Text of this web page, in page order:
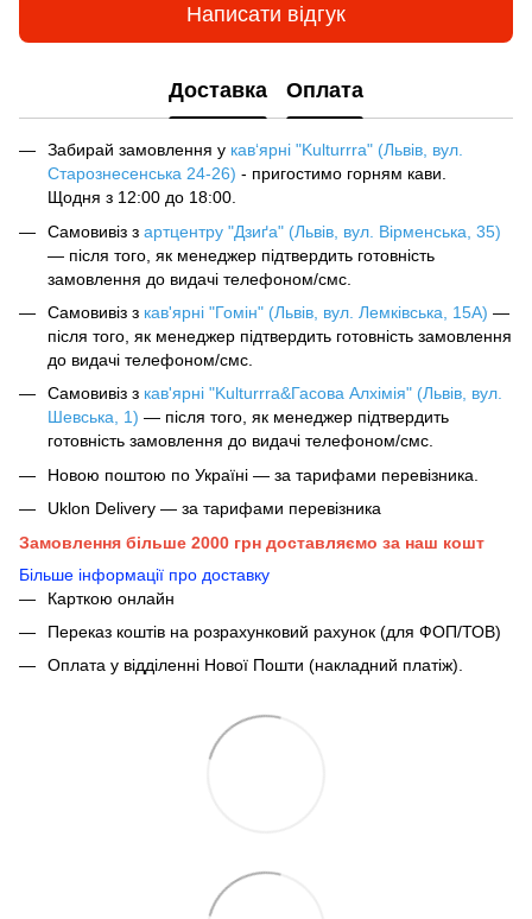
Написати відгук
Доставка Оплата
Забирай замовлення у кав‘ярні "Kulturrra" (Львів, вул.
Старознесенська 24-26) - пригостимо горням кави.
Щодня з 12:00 до 18:00.
Самовивіз з артцентру "Дзиґа" (Львів, вул. Вірменська, 35)
— після того, як менеджер підтвердить готовність
замовлення до видачі телефоном/смс.
Самовивіз з кав'ярні "Гомін" (Львів, вул. Лемківська, 15А) —
після того, як менеджер підтвердить готовність замовлення
до видачі телефоном/смс.
Самовивіз з кав'ярні "Kulturrra&Гасова Алхімія" (Львів, вул.
Шевська, 1) — після того, як менеджер підтвердить
готовність замовлення до видачі телефоном/смс.
Новою поштою по Україні — за тарифами перевізника.
Uklon Delivery — за тарифами перевізника
Замовлення більше 2000 грн доставляємо за наш кошт
Більше інформації про доставку
Карткою онлайн
Переказ коштів на розрахунковий рахунок (для ФОП/ТОВ)
Оплата у відділенні Нової Пошти (накладний платіж).